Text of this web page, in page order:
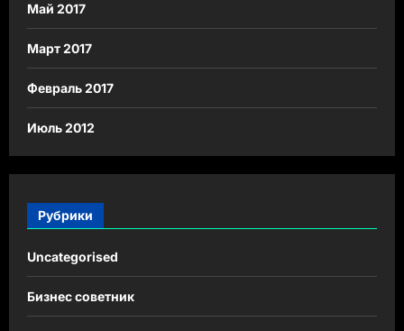
Май 2017
Март 2017
Февраль 2017
Июль 2012
Рубрики
Uncategorised
Бизнес советник